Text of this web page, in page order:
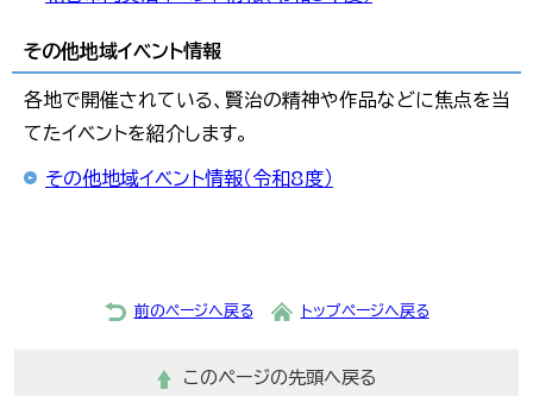
その他地域イベント情報
各地で開催されている、賢治の精神や作品などに焦点を当
てたイベントを紹介します。
その他地域イベント情報（令和8度）
前のページへ戻る トップページへ戻る
このページの先頭へ戻る